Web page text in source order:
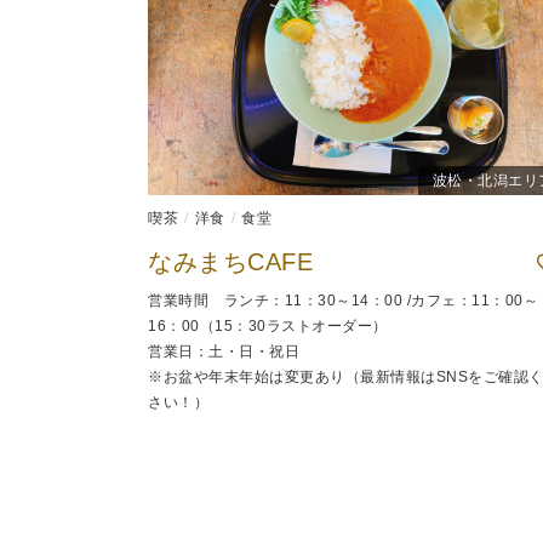
波松・北潟エリ
喫茶 洋食 食堂
なみまちCAFE
営業時間 ランチ：11：30～14：00 /カフェ：11：00～
16：00（15：30ラストオーダー）
営業日：土・日・祝日
※お盆や年末年始は変更あり（最新情報はSNSをご確認
さい！）